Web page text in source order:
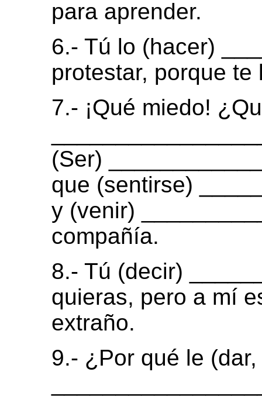
para aprender.
6.- Tú lo (hacer)
protestar, porque te
7.- ¡Qué miedo!
(Ser)
que (sentirse)
y (venir)
compañía.
8.- Tú (decir)
quieras, pero a mí
extraño.
9.- ¿Por qué le